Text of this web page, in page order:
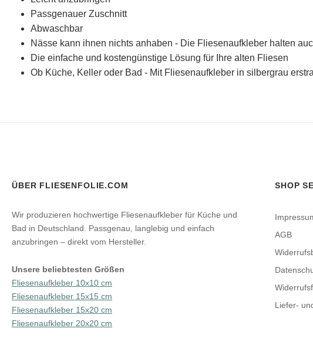
Passgenauer Zuschnitt
Abwaschbar
Nässe kann ihnen nichts anhaben - Die Fliesenaufkleber halten
Die einfache und kostengünstige Lösung für Ihre alten Fliesen
Ob Küche, Keller oder Bad - Mit Fliesenaufkleber in silbergrau
ÜBER FLIESENFOLIE.COM
Wir produzieren hochwertige Fliesenaufkleber für Küche und
Bad in Deutschland. Passgenau, langlebig und einfach
anzubringen – direkt vom Hersteller.
Unsere beliebtesten Größen
Fliesenaufkleber 10x10 cm
Fliesenaufkleber 15x15 cm
Fliesenaufkleber 15x20 cm
Fliesenaufkleber 20x20 cm
SHOP
AGB
Liefer-